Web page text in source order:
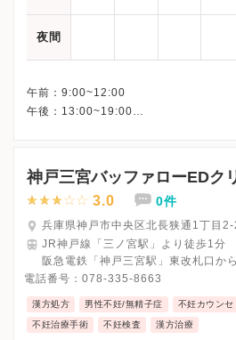
夜間
午前：9:00~12:00
午後：13:00~19:00
神戸三宮バッファローEDク
3.0 0件
兵庫県神戸市中央区北長狭通1丁目
JR神戸線「三ノ宮駅」より徒歩1分
阪急電鉄「神戸三宮駅」東改札口か
電話番号： 078-335-8663
漢方処方 男性不妊/無精子症 不妊カウンセ
不妊治療手術 不妊検査 漢方治療